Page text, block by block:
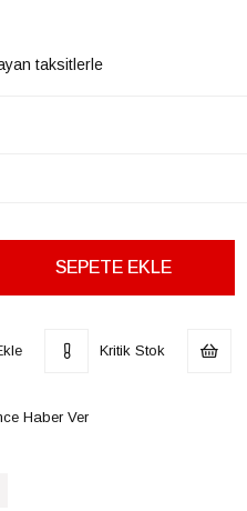
taksitlerle
Kritik Stok
Haber Ver